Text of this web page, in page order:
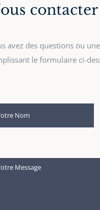
avez des questions ou
le formulaire ci-